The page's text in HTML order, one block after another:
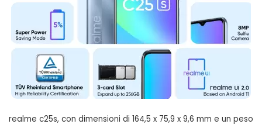
realme c25s, con dimensioni di 164,5 x 75,9 x 9,6 mm e un peso